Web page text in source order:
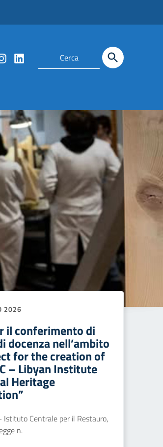
2026
il conferimento di
docenza nell’ambito
for the creation of
– Libyan Institute
Heritage
Istituto Centrale per il Restauro,
n.